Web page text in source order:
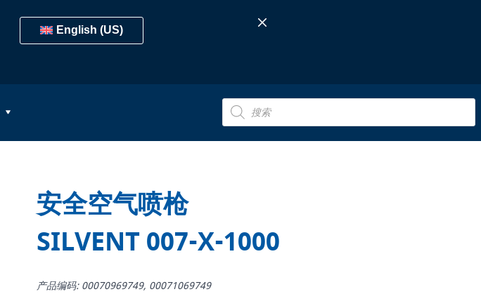
English (US)
Products
search
安全空气喷枪
SILVENT 007-X-1000
产品编码: 00070969749, 00071069749